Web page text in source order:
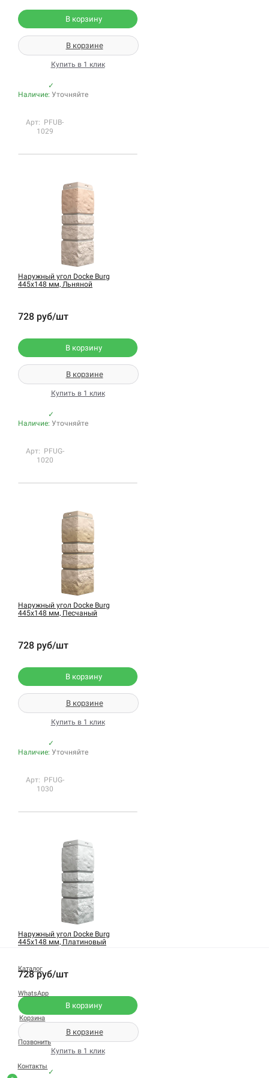
Каталог
WhatsApp
Корзина
Позвонить
Контакты
В корзину
В корзине
Купить в 1 клик
✓
Наличие: Уточняйте
Арт: PFUB-
1029
Наружный угол Docke Burg
445х148 мм, Льняной
728 руб/шт
В корзину
В корзине
Купить в 1 клик
✓
Наличие: Уточняйте
Арт: PFUG-
1020
Наружный угол Docke Burg
445х148 мм, Песчаный
728 руб/шт
В корзину
В корзине
Купить в 1 клик
✓
Наличие: Уточняйте
Арт: PFUG-
1030
Наружный угол Docke Burg
445х148 мм, Платиновый
728 руб/шт
В корзину
В корзине
Купить в 1 клик
✓